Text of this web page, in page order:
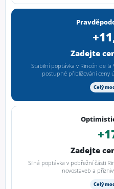
Zadejte
Stabilní poptávka v Rincón de la
postupné přibližování ceny
Celý
Zadejte
Silná poptávka v pobřežní části
novostaveb a
Celý